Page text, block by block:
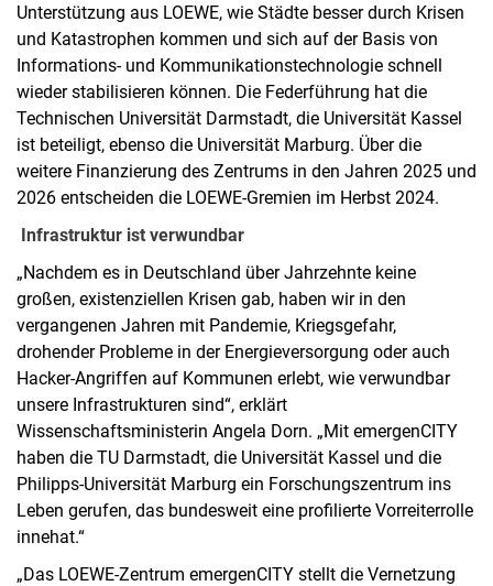
Unterstützung aus LOEWE, wie Städte besser durch Krisen
und Katastrophen kommen und sich auf der Basis von
Informations- und Kommunikationstechnologie schnell
wieder stabilisieren können. Die Federführung hat die
Technischen Universität Darmstadt, die Universität Kassel
ist beteiligt, ebenso die Universität Marburg. Über die
weitere Finanzierung des Zentrums in den Jahren 2025 und
2026 entscheiden die LOEWE-Gremien im Herbst 2024.
Infrastruktur ist verwundbar
„Nachdem es in Deutschland über Jahrzehnte keine
großen, existenziellen Krisen gab, haben wir in den
vergangenen Jahren mit Pandemie, Kriegsgefahr,
drohender Probleme in der Energieversorgung oder auch
Hacker-Angriffen auf Kommunen erlebt, wie verwundbar
unsere Infrastrukturen sind“, erklärt
Wissenschaftsministerin Angela Dorn. „Mit emergenCITY
haben die TU Darmstadt, die Universität Kassel und die
Philipps-Universität Marburg ein Forschungszentrum ins
Leben gerufen, das bundesweit eine profilierte Vorreiterrolle
innehat.“
„Das LOEWE-Zentrum emergenCITY stellt die Vernetzung